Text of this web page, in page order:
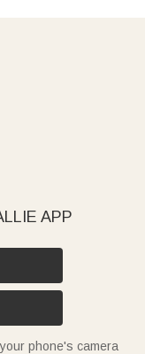
APP
phone's camera